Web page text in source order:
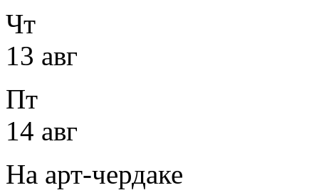
Чт
13 авг
Пт
14 авг
На арт-чердаке